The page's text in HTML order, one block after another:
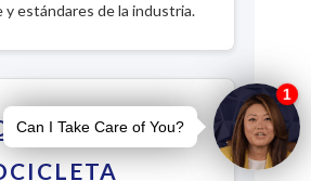
estándares de la industria.
DE